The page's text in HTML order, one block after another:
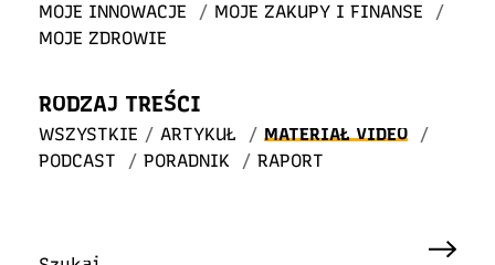
MOJE INNOWACJE
/ MOJE ZAKUPY I FINANSE
/
MOJE ZDROWIE
RODZAJ TREŚCI
WSZYSTKIE / ARTYKUŁ / MATERIAŁ VIDEO
/
PODCAST
/ PORADNIK / RAPORT